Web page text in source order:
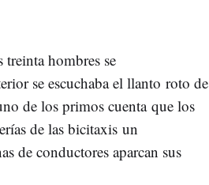
hombres se
se escuchaba el llanto roto de
de los primos cuenta que los
de las bicitaxis un
de conductores aparcan sus